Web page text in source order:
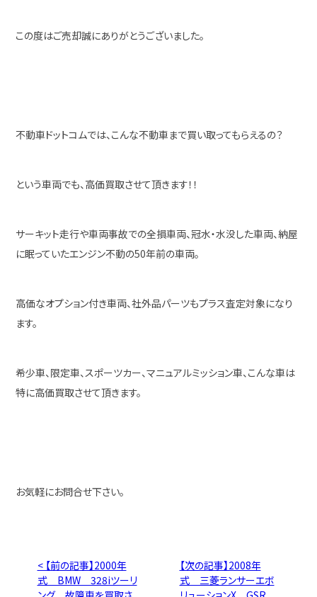
この度はご売却誠にありがとうございました。
不動車ドットコムでは、こんな不動車まで買い取ってもらえるの？
という車両でも、高価買取させて頂きます！！
サーキット走行や車両事故での全損車両、冠水・水没した車両、納屋
に眠っていたエンジン不動の50年前の車両。
高価なオプション付き車両、社外品パーツもプラス査定対象になり
ます。
希少車、限定車、スポーツカー、マニュアルミッション車、こんな車は
特に高価買取させて頂きます。
お気軽にお問合せ下さい。
< 【前の記事】2000年
式 BMW 328iツーリ
【次の記事】2008年
式 三菱ランサーエボ